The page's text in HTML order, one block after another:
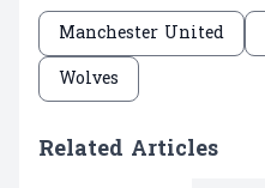
Manchester United
Wolves
Related Articles